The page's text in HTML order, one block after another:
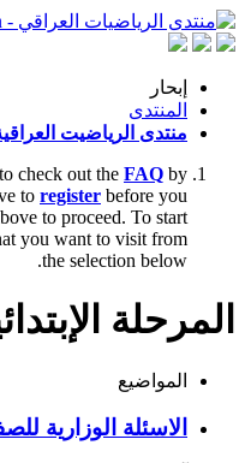
إبحار
المنتدى
منتدى الرياضيت
check out the FAQ by
to register before you
to proceed. To start
you want to visit from
the selection below.
المرحلة
المواضيع
الاسئلة الوزارية